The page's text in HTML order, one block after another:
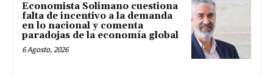
Economista Solimano cuestiona
falta de incentivo a la demanda
en lo nacional y comenta
paradojas de la economía global
6 Agosto, 2026